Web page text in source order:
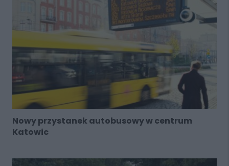
Nowy przystanek autobusowy w centrum
Katowic